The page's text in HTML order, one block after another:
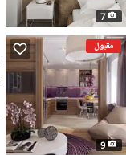
7
مقبول
9